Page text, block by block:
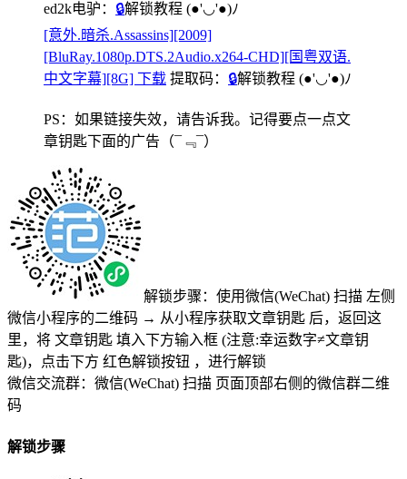
ed2k电驴： 🔒解锁教程 (●'◡'●)ﾉ
[意外.暗杀.Assassins][2009]
[BluRay.1080p.DTS.2Audio.x264-CHD][国粤双语.
中文字幕][8G] 下载 提取码： 🔒解锁教程 (●'◡'●)ﾉ
PS：如果链接失效，请告诉我。记得要点一点文
章钥匙下面的广告 （¯﹃¯）
解锁步骤：使用微信(WeChat) 扫描 左侧
微信小程序的二维码 → 从小程序获取文章钥匙 后，返回这
里，将 文章钥匙 填入下方输入框 (注意:幸运数字≠文章钥
匙)，点击下方 红色解锁按钮 ，进行解锁
微信交流群：微信(WeChat) 扫描 页面顶部右侧的微信群二维
码
解锁步骤